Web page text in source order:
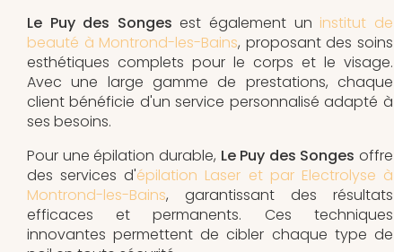
Le Puy des Songes est également un institut de
beauté à Montrond-les-Bains, proposant des soins
esthétiques complets pour le corps et le visage.
Avec une large gamme de prestations, chaque
client bénéficie d'un service personnalisé adapté à
ses besoins.
Pour une épilation durable, Le Puy des Songes offre
des services d'épilation Laser et par Electrolyse à
Montrond-les-Bains, garantissant des résultats
efficaces et permanents. Ces techniques
innovantes permettent de cibler chaque type de